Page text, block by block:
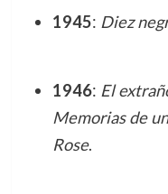
1945: Diez
1946: El
Memorias de
Rose.